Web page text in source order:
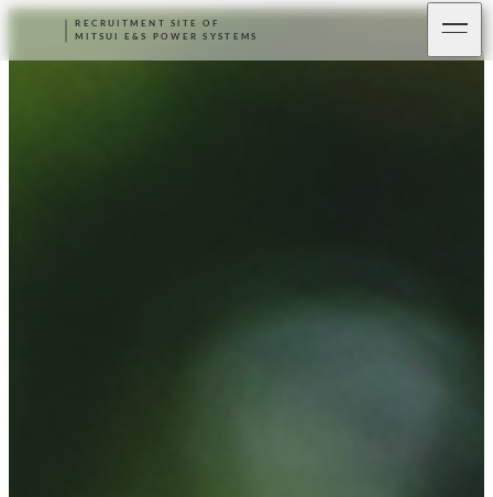
RECRUITMENT SITE OF
MITSUI E&S POWER SYSTEMS